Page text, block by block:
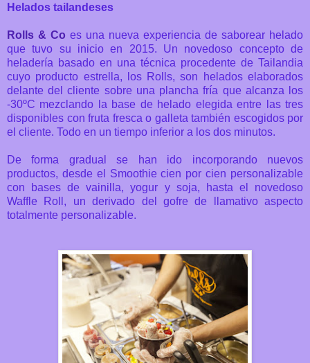
Helados tailandeses
Rolls & Co es una nueva experiencia de saborear helado
que tuvo su inicio en 2015. Un novedoso concepto de
heladería basado en una técnica procedente de Tailandia
cuyo producto estrella, los Rolls, son helados elaborados
delante del cliente sobre una plancha fría que alcanza los
-30ºC mezclando la base de helado elegida entre las tres
disponibles con fruta fresca o galleta también escogidos por
el cliente. Todo en un tiempo inferior a los dos minutos.
De forma gradual se han ido incorporando nuevos
productos, desde el Smoothie cien por cien personalizable
con bases de vainilla, yogur y soja, hasta el novedoso
Waffle Roll, un derivado del gofre de llamativo aspecto
totalmente personalizable.